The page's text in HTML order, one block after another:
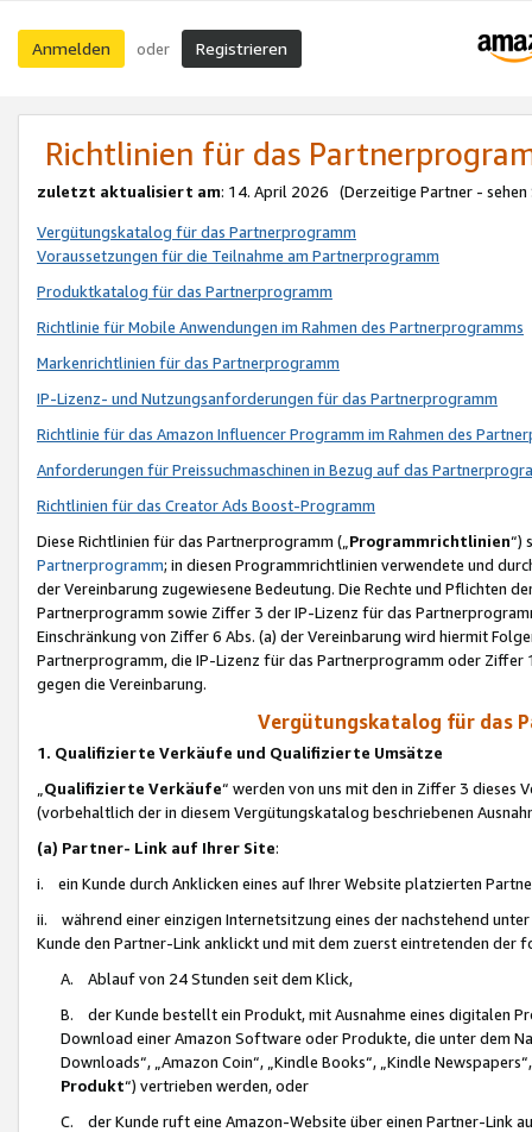
Anmelden oder Registrieren
Richtlinien für das
zuletzt aktualisiert am: 14. April 2026 (Derzeitige Partner - sehen
Vergütungskatalog für das Partnerprogramm
Voraussetzungen für die Teilnahme am Partnerprogramm
Produktkatalog für das Partnerprogramm
Richtlinie für Mobile Anwendungen im Rahmen des Partnerprogramms
Markenrichtlinien für das Partnerprogramm
IP-Lizenz- und Nutzungsanforderungen für das Partnerprogramm
Richtlinie für das Amazon Influencer Programm im Rahmen des
Anforderungen für Preissuchmaschinen in Bezug auf das
Richtlinien für das Creator Ads Boost-Programm
Diese Richtlinien für das Partnerprogramm („Programmrichtlinien“)
Partnerprogramm; in diesen Programmrichtlinien verwendete und
der Vereinbarung zugewiesene Bedeutung. Die Rechte und Pflichten
Partnerprogramm sowie Ziffer 3 der IP-Lizenz für das
Einschränkung von Ziffer 6 Abs. (a) der Vereinbarung wird hiermit
Partnerprogramm, die IP-Lizenz für das Partnerprogramm oder
gegen die Vereinbarung.
Vergütungskatalog für das
1. Qualifizierte Verkäufe und Qualifizierte Umsätze
Qualifizierte Verkäufe“ werden von uns mit den in Ziffer 3
(vorbehaltlich der in diesem Vergütungskatalog beschriebenen
(a) Partner- Link auf Ihrer Site:
i. ein Kunde durch Anklicken eines auf Ihrer Website platzierten
ii. während einer einzigen Internetsitzung eines der nachstehend
Kunde den Partner-Link anklickt und mit dem zuerst eintretenden der
A. Ablauf von 24 Stunden seit dem Klick,
B. der Kunde bestellt ein Produkt, mit Ausnahme eines digitalen
Download einer Amazon Software oder Produkte, die unter dem
Downloads“, „Amazon Coin“, „Kindle Books“, „Kindle
Produkt“) vertrieben werden, oder
C. der Kunde ruft eine Amazon-Website über einen Partner-Link